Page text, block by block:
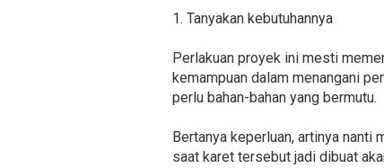
1. Tanyakan kebutuhannya
Perlakuan proyek ini mesti
kemampuan dalam menangani
perlu bahan-bahan yang bermutu.
Bertanya keperluan, artinya nanti
saat karet tersebut jadi dibuat